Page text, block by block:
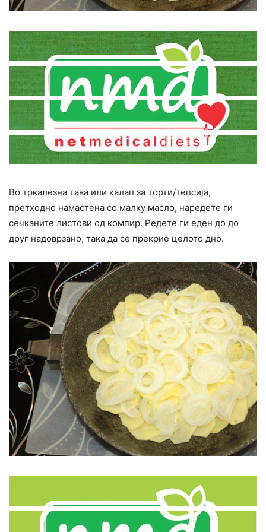
Во тркалезна тава или калап за торти/тепсија,
претходно намастена со малку масло, наредете ги
сечканите листови од компир. Редете ги еден до до
друг надоврзано, така да се прекрие целото дно.